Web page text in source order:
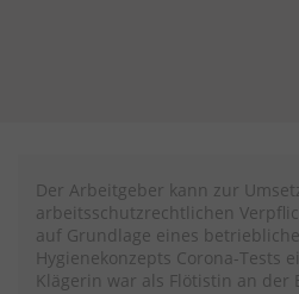
Der Arbeitgeber kann zur
arbeitsschutzrechtlichen
auf Grundlage eines
Hygienekonzepts Corona-Tests
Klägerin war als Flötistin an der